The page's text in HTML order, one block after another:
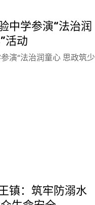
中学参演“法治润
活动
演“法治润童心 思政筑少
镇：筑牢防溺水